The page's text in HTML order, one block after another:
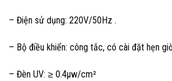
– Điện sử dụng: 220V/50Hz .
– Bộ điều khiển: công tắc, có cài đặt hẹn
– Đèn UV: ≥ 0.4μw/cm²